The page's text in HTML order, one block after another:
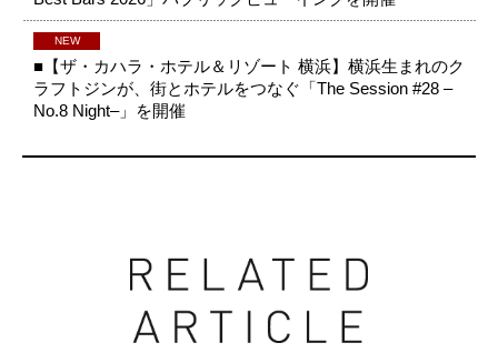
NEW
■【ザ・カハラ・ホテル＆リゾート 横浜】横浜生まれのク
ラフトジンが、街とホテルをつなぐ「The Session #28 –
No.8 Night–」を開催